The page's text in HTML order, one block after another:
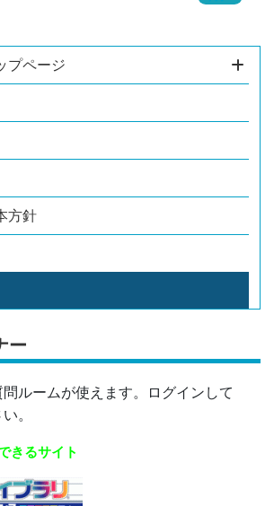
プページ
方針
ー
ルームが使えます。ログインして
。
きるサイト